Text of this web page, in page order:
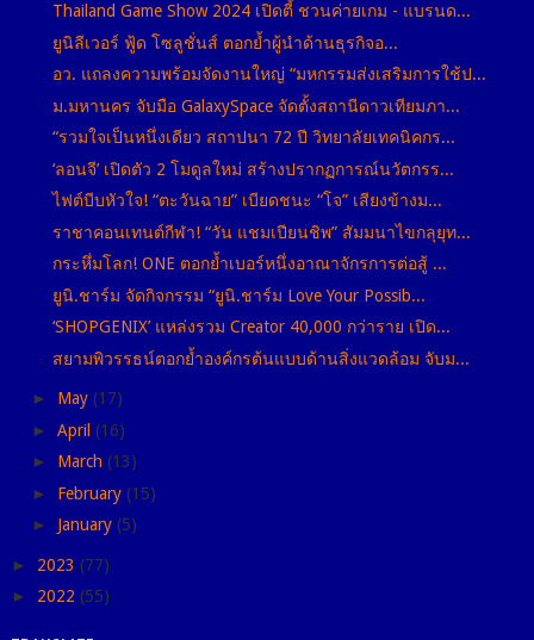
Thailand Game Show 2024 เปิดตี้ ชวนค่ายเกม - แบรนด...
ยูนิลีเวอร์ ฟู้ด โซลูชั่นส์ ตอกย้ำผู้นำด้านธุรกิจอ...
อว. แถลงความพร้อมจัดงานใหญ่ “มหกรรมส่งเสริมการใช้ป...
ม.มหานคร จับมือ GalaxySpace จัดตั้งสถานีดาวเทียมภา...
“รวมใจเป็นหนึ่งเดียว สถาปนา 72 ปี วิทยาลัยเทคนิคกร...
‘ลอนจี’ เปิดตัว 2 โมดูลใหม่ สร้างปรากฏการณ์นวัตกรร...
ไฟต์บีบหัวใจ! “ตะวันฉาย” เบียดชนะ “โจ” เสียงข้างม...
ราชาคอนเทนต์กีฬา! “วัน แชมเปียนชิพ” สัมมนาไขกลุยุท...
กระหึ่มโลก! ONE ตอกย้ำเบอร์หนึ่งอาณาจักรการต่อสู้ ...
ยูนิ.ชาร์ม จัดกิจกรรม “ยูนิ.ชาร์ม Love Your Possib...
‘SHOPGENIX’ แหล่งรวม Creator 40,000 กว่าราย เปิด...
สยามพิวรรธน์ตอกย้ำองค์กรต้นแบบด้านสิ่งแวดล้อม จับม...
► May (17)
► April (16)
► March (13)
► February (15)
► January (5)
► 2023 (77)
► 2022 (55)